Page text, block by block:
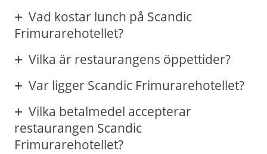
Vad kostar lunch på Scandic
Frimurarehotellet?
Vilka är restaurangens öppettider?
Var ligger Scandic Frimurarehotellet?
Vilka betalmedel accepterar
restaurangen Scandic
Frimurarehotellet?